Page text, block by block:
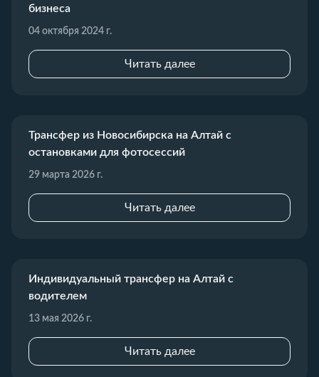
бизнеса
04 октября 2024 г.
Читать далее
Трансфер из Новосибирска на Алтай с
остановками для фотосессий
29 марта 2026 г.
Читать далее
Индивидуальный трансфер на Алтай с
водителем
13 мая 2026 г.
Читать далее